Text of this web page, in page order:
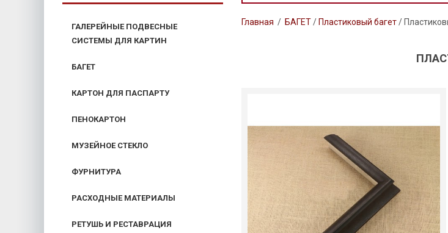
ГАЛЕРЕЙНЫЕ ПОДВЕСНЫЕ
СИСТЕМЫ ДЛЯ КАРТИН
БАГЕТ
КАРТОН ДЛЯ ПАСПАРТУ
ПЕНОКАРТОН
МУЗЕЙНОЕ СТЕКЛО
ФУРНИТУРА
РАСХОДНЫЕ МАТЕРИАЛЫ
РЕТУШЬ И РЕСТАВРАЦИЯ
Главная / БАГЕТ / Пластиковый багет /